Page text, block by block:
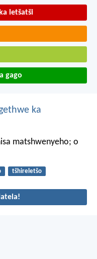
letšatši
gago
ka
matshwenyeho; o
tšhireletšo